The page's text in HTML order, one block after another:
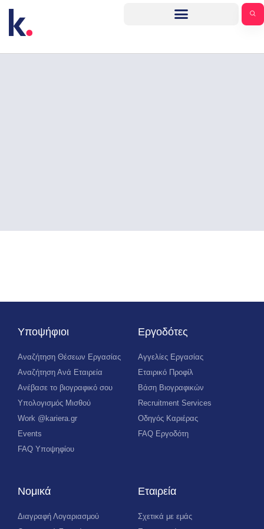
Υποψήφιοι
Αναζήτηση Θέσεων Εργασίας
Αναζήτηση Ανά Εταιρεία
Ανέβασε το βιογραφικό σου
Υπολογισμός Μισθού
Work @kariera.gr
Events
FAQ Υποψηφίου
Εργοδότες
Αγγελίες Εργασίας
Εταιρικό Προφίλ
Βάση Βιογραφικών
Recruitment Services
Οδηγός Καριέρας
FAQ Εργοδότη
Νομικά
Διαγραφή Λογαριασμού
Εταιρεία
Σχετικά με εμάς